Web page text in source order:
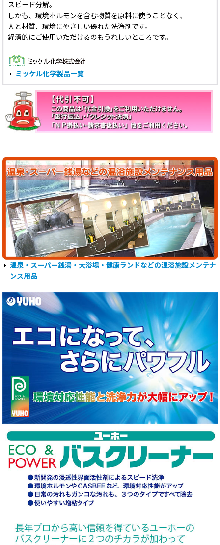
スピード分解。
しかも、環境ホルモンを含む物質を原料に使うことなく、
人と材質、環境にやさしい優れた洗浄剤です。
経済的にご使用いただけるのもうれしいところです。
ミッケル化学製品一覧
温泉・スーパー銭湯・大浴場・健康ランドなどの温浴施設メンテナ
ンス用品